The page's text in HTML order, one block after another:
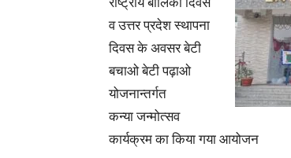
व उत्तर प्रदेश स्थापना
दिवस के अवसर बेटी
बचाओ बेटी पढ़ाओ
योजनान्तर्गत
कन्या जन्मोत्सव
कार्यक्रम का किया गया आयोजन